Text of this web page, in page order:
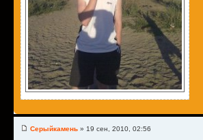
Серыйкамень » 19 сен, 2010, 02:56